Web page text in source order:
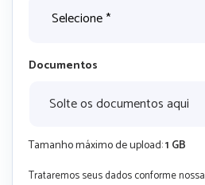
Documentos
Solte os documentos aqui
Tamanho máximo de upload:1 GB
Trataremos seus dados conforme nossa